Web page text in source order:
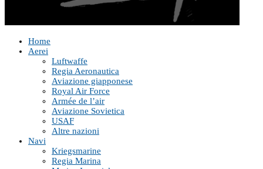
Home
Aerei
Luftwaffe
Regia Aeronautica
Aviazione giapponese
Royal Air Force
Armée de l’air
Aviazione Sovietica
USAF
Altre nazioni
Navi
Kriegsmarine
Regia Marina